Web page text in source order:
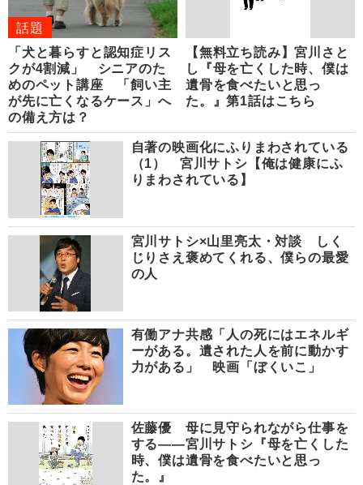
話題
「犬と暮らすと認知症リス
クが4割減」 シニアのた
めのペット講座 「飼い主
が先に亡くなるケース」へ
の備え方は？
【無料立ち読み】宮川さと
し『母を亡くした時、僕は
遺骨を食べたいと思っ
た。』第1話はこちら
自著の映画化にふりまわされている
（1） 宮川サトシ【俺は健康にふ
りまわされている】
宮川サトシ×山里亮太・対談 しく
じりさえ褒めてくれる、僕らの最愛
の人
有働アナ共感「人の死にはエネルギ
ーがある。遺された人を前に動かす
力がある」 映画「ぼくいこ」
佐藤優 母に見守られながら仕事を
する――宮川サトシ『母を亡くした
時、僕は遺骨を食べたいと思っ
た。』